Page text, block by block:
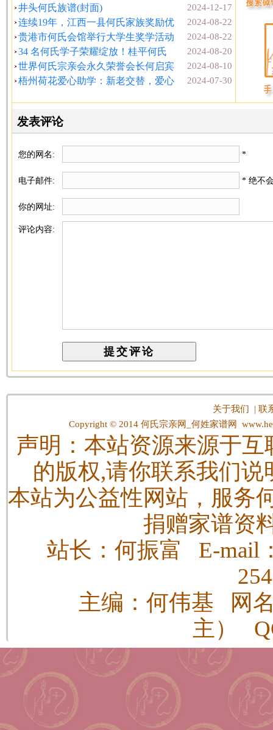
2024-12-17
井头何氏族谱(封面)
2024-08-22
连续19年，江西一县何氏家族奖励优
2024-08-22
贵港市何氏会馆举行大学生奖学活动
2024-08-20
34 名何氏学子荣耀绽放！桂平何氏
2024-08-10
世界何氏宗亲会永久荣誉会长何启宾
2024-07-30
梧州荷花爱心助学：新老交替，爱心
发表评论
您的网名: *
电子邮件: * 绝不
你的网址:
评论内容:
关于我们 |联
Copyright © 2014 何氏宗亲网_何姓家谱网
声明：本站资源来源于
的版权,请你联系我们
本站为公益性网站，服务
捐赠家谱资
站长：何振富 E-mail
主编：何伟基 网
主）